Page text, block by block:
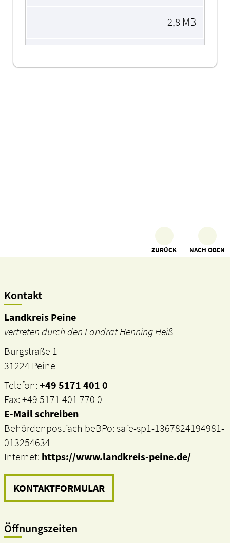
2,8 MB
ZURÜCK NACH OBEN
Kontakt
Landkreis Peine
vertreten durch den Landrat Henning Heiß
Burgstraße 1
31224 Peine
Telefon:+49 5171 401 0
Fax: +49 5171 401 770 0
E-Mail schreiben
Behördenpostfach beBPo: safe-sp1-1367824194981-
013254634
Internet: https://www.landkreis-peine.de/
KONTAKTFORMULAR
Öffnungszeiten